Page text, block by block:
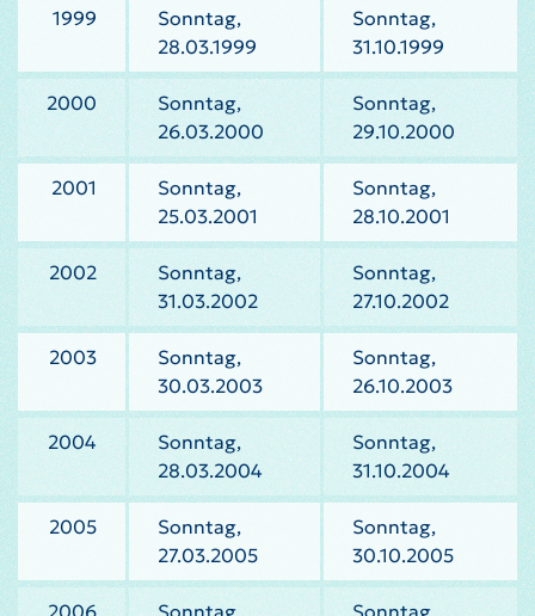
1999
Sonntag,
28.03.1999
Sonntag,
31.10.1999
2000
Sonntag,
26.03.2000
Sonntag,
29.10.2000
2001
Sonntag,
25.03.2001
Sonntag,
28.10.2001
2002
Sonntag,
31.03.2002
Sonntag,
27.10.2002
2003
Sonntag,
30.03.2003
Sonntag,
26.10.2003
2004
Sonntag,
28.03.2004
Sonntag,
31.10.2004
2005
Sonntag,
27.03.2005
Sonntag,
30.10.2005
2006 Sonntag, Sonntag,